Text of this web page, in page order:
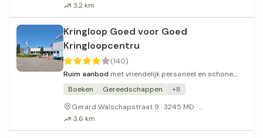
3,2 km
Kringloop Goed voor Goed
Kringloopcentru
(140)
Ruim aanbod met vriendelijk personeel en schone,
goed georganiseerde winkel.
Boeken Gereedschappen
+8
Gerard Walschapstraat 9 · 3245 MD ·
3,6 km